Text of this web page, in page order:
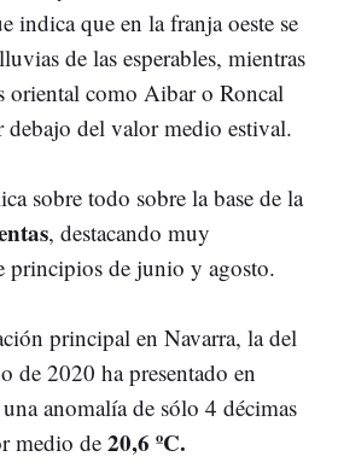
indica que en la franja oeste se
de las esperables, mientras
oriental como Aibar o Roncal
debajo del valor medio estival.
sobre todo sobre la base de la
, destacando muy
principios de junio y agosto.
principal en Navarra, la del
de 2020 ha presentado en
anomalía de sólo 4 décimas
medio de 20,6 ºC.